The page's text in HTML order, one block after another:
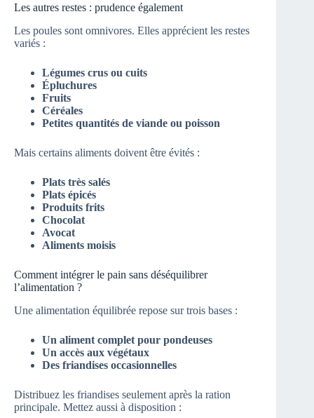
Les autres restes : prudence également
Les poules sont omnivores. Elles apprécient les restes
variés :
Légumes crus ou cuits
Épluchures
Fruits
Céréales
Petites quantités de viande ou poisson
Mais certains aliments doivent être évités :
Plats très salés
Plats épicés
Produits frits
Chocolat
Avocat
Aliments moisis
Comment intégrer le pain sans déséquilibrer
l’alimentation ?
Une alimentation équilibrée repose sur trois bases :
Un aliment complet pour pondeuses
Un accès aux végétaux
Des friandises occasionnelles
Distribuez les friandises seulement après la ration
principale. Mettez aussi à disposition :